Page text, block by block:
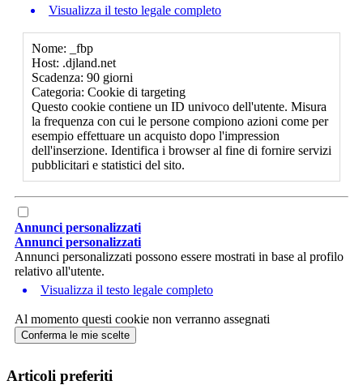
Visualizza il testo legale completo
Nome: _fbp
Host: .djland.net
Scadenza: 90 giorni
Categoria: Cookie di targeting
Questo cookie contiene un ID univoco dell'utente. Misura
la frequenza con cui le persone compiono azioni come per
esempio effettuare un acquisto dopo l'impression
dell'inserzione. Identifica i browser al fine di fornire servizi
pubblicitari e statistici del sito.
Annunci personalizzati
Annunci personalizzati
Annunci personalizzati possono essere mostrati in base al profilo
relativo all'utente.
Visualizza il testo legale completo
Al momento questi cookie non verranno assegnati
Conferma le mie scelte
Articoli preferiti